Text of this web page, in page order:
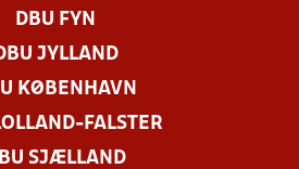
DBU FYN
JYLLAND
KØBENHAVN
FALSTER
SJÆLLAND